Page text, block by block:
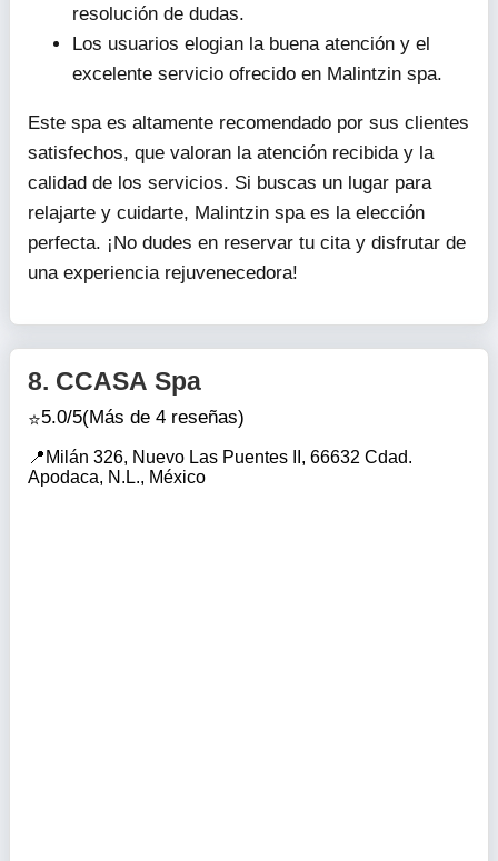
resolución de dudas.
Los usuarios elogian la buena atención y el
excelente servicio ofrecido en Malintzin spa.
Este spa es altamente recomendado por sus clientes
satisfechos, que valoran la atención recibida y la
calidad de los servicios. Si buscas un lugar para
relajarte y cuidarte, Malintzin spa es la elección
perfecta. ¡No dudes en reservar tu cita y disfrutar de
una experiencia rejuvenecedora!
8. CCASA Spa
5.0/5(Más de 4 reseñas)
Milán 326, Nuevo Las Puentes II, 66632 Cdad.
Apodaca, N.L., México